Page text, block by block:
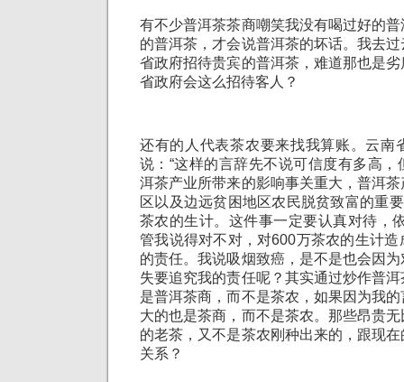
有不少普洱茶茶商嘲笑我没有喝过好的
的普洱茶，才会说普洱茶的坏话。我去
省政府招待贵宾的普洱茶，难道那也是
省政府会这么招待客人？
还有的人代表茶农要来找我算账。云南
说：“这样的言辞先不说可信度有多高
洱茶产业所带来的影响事关重大，普洱
区以及边远贫困地区农民脱贫致富的重
茶农的生计。这件事一定要认真对待，
管我说得对不对，对600万茶农的生计
的责任。我说吸烟致癌，是不是也会因
失要追究我的责任呢？其实通过炒作普
是普洱茶商，而不是茶农，如果因为我
大的也是茶商，而不是茶农。那些昂贵
的老茶，又不是茶农刚种出来的，跟现
关系？